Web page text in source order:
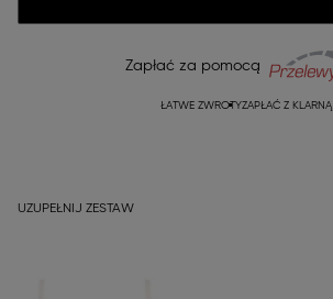
Zapłać za pomocą
ŁATWE ZWROTYZAPŁAĆ Z KLARNĄ
UZUPEŁNIJ ZESTAW